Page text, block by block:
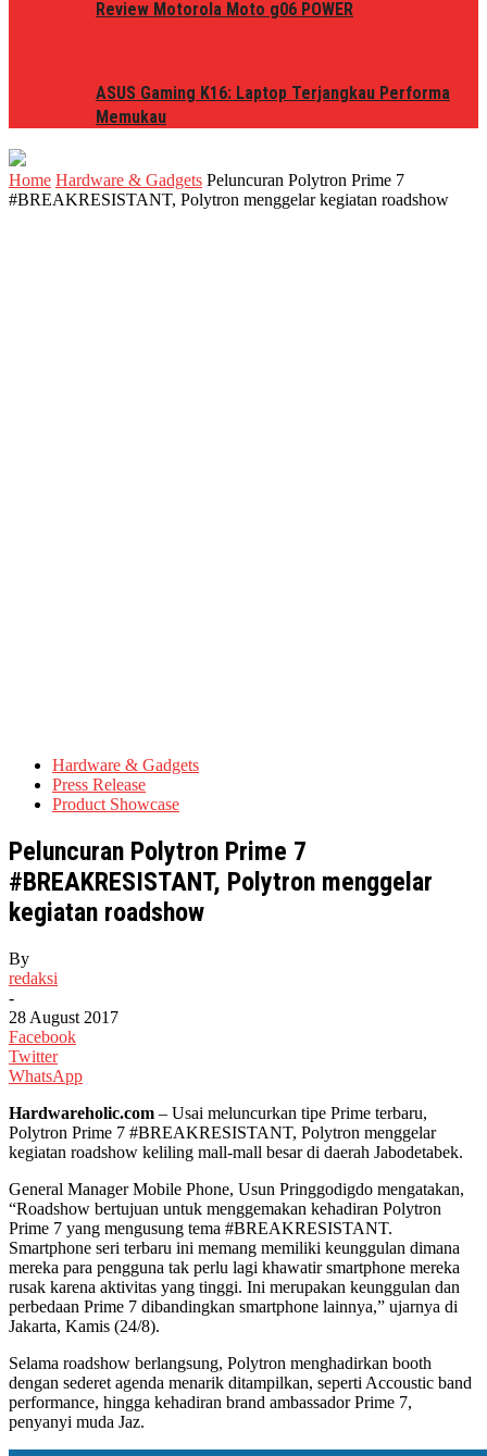
Review Motorola Moto g06 POWER
ASUS Gaming K16: Laptop Terjangkau Performa
Memukau
Home Hardware & Gadgets Peluncuran Polytron Prime 7
#BREAKRESISTANT, Polytron menggelar kegiatan roadshow
Hardware & Gadgets
Press Release
Product Showcase
Peluncuran Polytron Prime 7
#BREAKRESISTANT, Polytron menggelar
kegiatan roadshow
By
redaksi
-
28 August 2017
Facebook
Twitter
WhatsApp
Hardwareholic.com – Usai meluncurkan tipe Prime terbaru,
Polytron Prime 7 #BREAKRESISTANT, Polytron menggelar
kegiatan roadshow keliling mall-mall besar di daerah Jabodetabek.
General Manager Mobile Phone, Usun Pringgodigdo mengatakan,
“Roadshow bertujuan untuk menggemakan kehadiran Polytron
Prime 7 yang mengusung tema #BREAKRESISTANT.
Smartphone seri terbaru ini memang memiliki keunggulan dimana
mereka para pengguna tak perlu lagi khawatir smartphone mereka
rusak karena aktivitas yang tinggi. Ini merupakan keunggulan dan
perbedaan Prime 7 dibandingkan smartphone lainnya,” ujarnya di
Jakarta, Kamis (24/8).
Selama roadshow berlangsung, Polytron menghadirkan booth
dengan sederet agenda menarik ditampilkan, seperti Accoustic band
performance, hingga kehadiran brand ambassador Prime 7,
penyanyi muda Jaz.